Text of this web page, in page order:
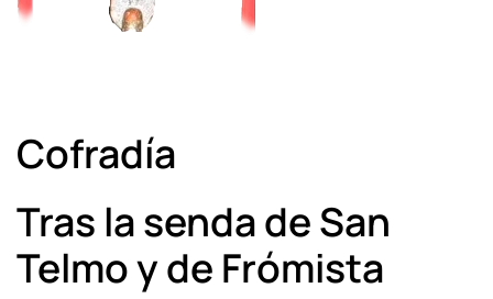
Cofradía
Tras la senda de San
Telmo y de Frómista